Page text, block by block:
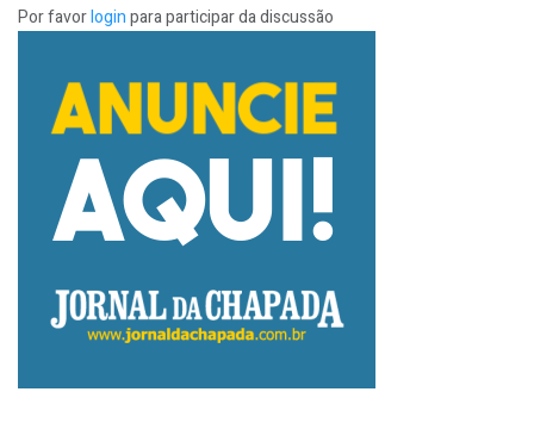
Por favorloginpara participar da discussão